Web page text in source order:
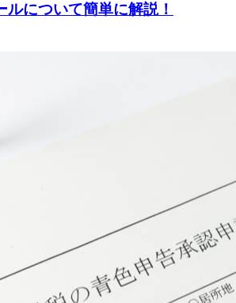
ルについて簡単に解説！